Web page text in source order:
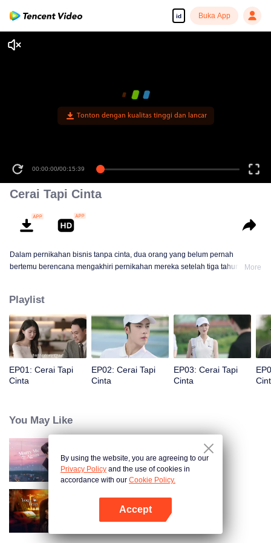
id Buka App
Tonton dengan kualitas tinggi dan lancar
00:00:00/00:15:39
Cerai Tapi Cinta
Dalam pernikahan bisnis tanpa cinta, dua orang yang belum pernah
bertemu berencana mengakhiri pernikahan mereka setelah tiga tahun.
selamanya.
More
Playlist
EP01: Cerai Tapi
Cinta
EP02: Cerai Tapi
Cinta
EP03: Cerai Tapi
Cinta
You May Like
Nikah Lagi Yuk!
Terjebak Kamu
By using the website, you are agreeing to our
Privacy Policy and the use of cookies in
accordance with our Cookie Policy.
Accept